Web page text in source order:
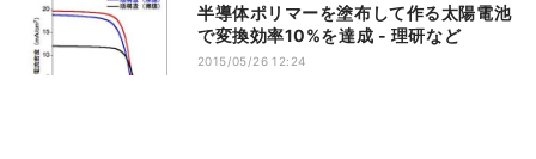
半導体ポリマーを塗布して作る太陽電池
で変換効率10%を達成 - 理研など
2015/05/26 12:24